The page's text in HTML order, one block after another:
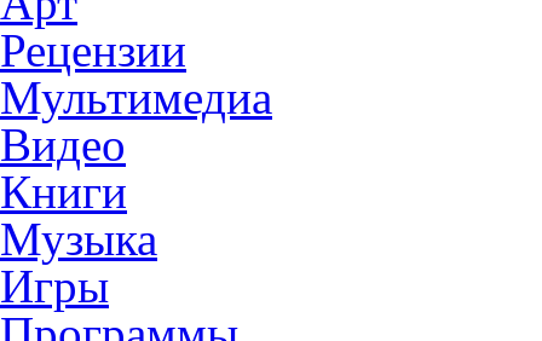
Рецензии
Мультимедиа
Видео
Книги
Музыка
Игры